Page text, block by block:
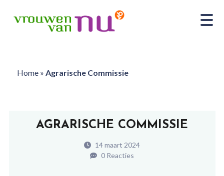
Home» Agrarische Commissie
AGRARISCHE COMMISSIE
14 maart 2024
0 Reacties